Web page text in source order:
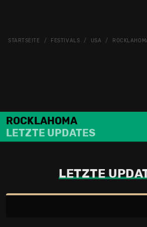
STARTSEITE FESTIVALS USA
ROCKLAHOMA
LETZTE UPDATES
LETZTE